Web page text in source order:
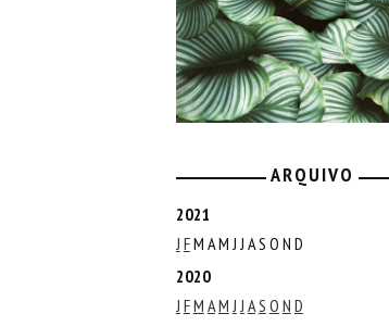
ARQUIVO
2021
J FM AM J J AS O N D
2020
J FM AM J J AS O N D